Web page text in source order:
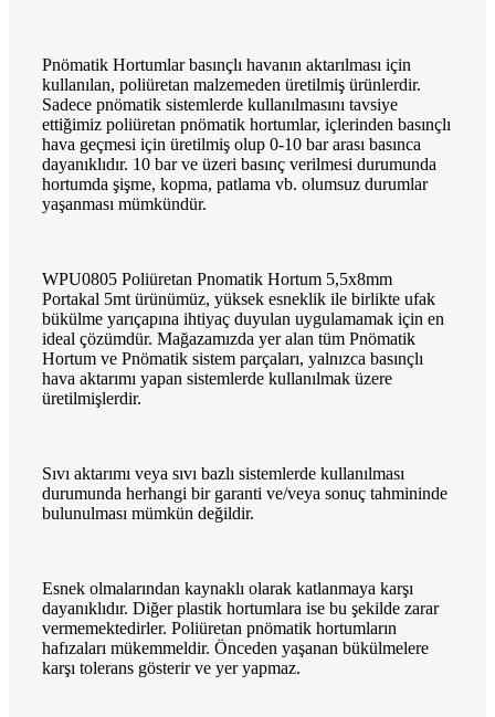
Pnömatik Hortumlar basınçlı havanın aktarılması için
kullanılan, poliüretan malzemeden üretilmiş ürünlerdir.
Sadece pnömatik sistemlerde kullanılmasını tavsiye
ettiğimiz poliüretan pnömatik hortumlar, içlerinden basınçlı
hava geçmesi için üretilmiş olup 0-10 bar arası basınca
dayanıklıdır. 10 bar ve üzeri basınç verilmesi durumunda
hortumda şişme, kopma, patlama vb. olumsuz durumlar
yaşanması mümkündür.
WPU0805 Poliüretan Pnomatik Hortum 5,5x8mm
Portakal 5mt ürünümüz, yüksek esneklik ile birlikte ufak
bükülme yarıçapına ihtiyaç duyulan uygulamamak için en
ideal çözümdür. Mağazamızda yer alan tüm Pnömatik
Hortum ve Pnömatik sistem parçaları, yalnızca basınçlı
hava aktarımı yapan sistemlerde kullanılmak üzere
üretilmişlerdir.
Sıvı aktarımı veya sıvı bazlı sistemlerde kullanılması
durumunda herhangi bir garanti ve/veya sonuç tahmininde
bulunulması mümkün değildir.
Esnek olmalarından kaynaklı olarak katlanmaya karşı
dayanıklıdır. Diğer plastik hortumlara ise bu şekilde zarar
vermemektedirler. Poliüretan pnömatik hortumların
hafızaları mükemmeldir. Önceden yaşanan bükülmelere
karşı tolerans gösterir ve yer yapmaz.